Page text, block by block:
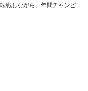
戦しながら、年間チャンピ